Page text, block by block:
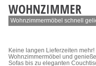
WOHNZIMMER
Wohnzimmermöbel schnell
Keine langen Lieferzeiten
Wohnzimmermöbel und
Sofas bis zu eleganten